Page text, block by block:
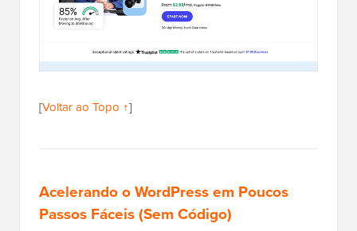
[Voltar ao Topo ↑]
Acelerando o WordPress em Poucos
Passos Fáceis (Sem Código)